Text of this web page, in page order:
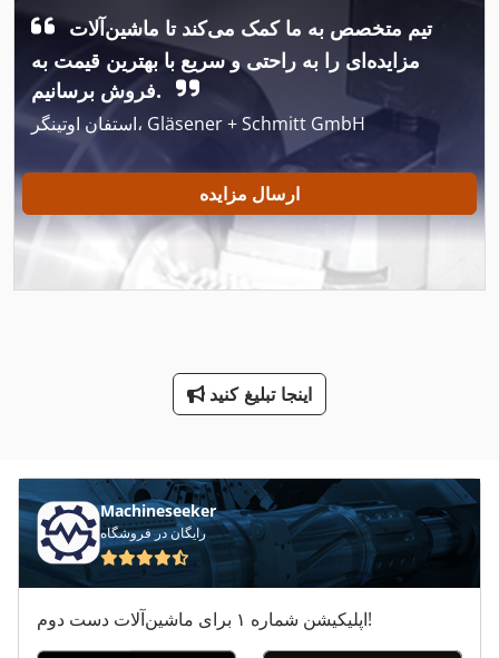
پاره پاره کننده
پاره پاره کننده جهانی
پاره پاره کننده سنگین
پاره پاره کننده شفت 2
پاره پاره کننده شفت دوقلو
پرس فورج
پرس لبه
پله پرتاب کننده
پیچ پرس
تیم متخصص به ما کمک می‌کند تا ماشین‌آلات
مزایده‌ای را به راحتی و سریع با بهترین قیمت به
فروش برسانیم.
استفان اوتینگر، Gläsener + Schmitt GmbH
ارسال مزایده
اینجا تبلیغ کنید
Machineseeker
رایگان در فروشگاه
اپلیکیشن شماره ۱ برای ماشین‌آلات دست دوم!